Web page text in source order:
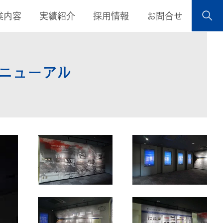
内容 実績紹介 採用情報 お問合せ
ューアル